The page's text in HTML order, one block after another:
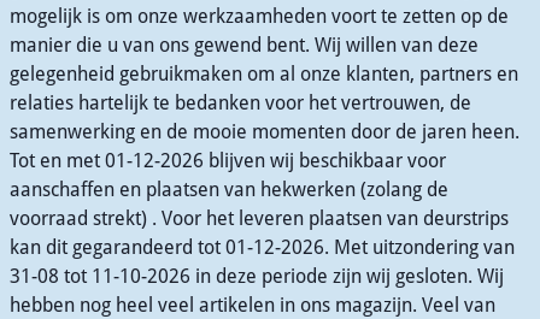
mogelijk is om onze werkzaamheden voort te zetten op de
manier die u van ons gewend bent. Wij willen van deze
gelegenheid gebruikmaken om al onze klanten, partners en
relaties hartelijk te bedanken voor het vertrouwen, de
samenwerking en de mooie momenten door de jaren heen.
Tot en met 01-12-2026 blijven wij beschikbaar voor
aanschaffen en plaatsen van hekwerken (zolang de
voorraad strekt) . Voor het leveren plaatsen van deurstrips
kan dit gegarandeerd tot 01-12-2026. Met uitzondering van
31-08 tot 11-10-2026 in deze periode zijn wij gesloten. Wij
hebben nog heel veel artikelen in ons magazijn. Veel van